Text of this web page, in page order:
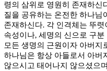
령의 삼위로 영원히 존재하신
질을 공유하는 온전한 하나님
존재하신다. 각 인격체는 뚜
속성이나, 세명의 신으로 구
모든 생명의 근원이자 아버지
하나님은 항상 아들로서 아버
않으시고 태어나지 않으셨으